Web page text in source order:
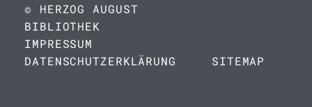
© HERZOG AUGUST
BIBLIOTHEK
IMPRESSUM
DATENSCHUTZERKLÄRUNG
SITEMAP